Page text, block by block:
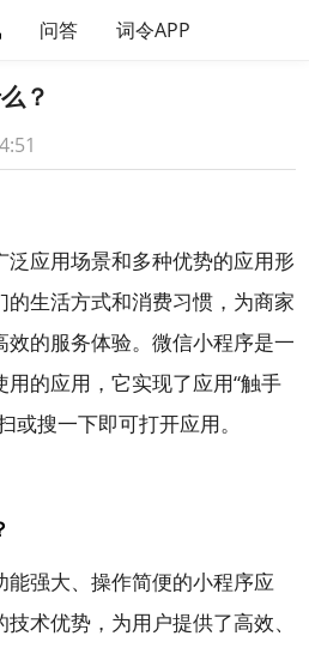
问答 词令APP
？
泛应用场景和多种优势的应用形
生活方式和消费习惯，为商家
的服务体验。微信小程序是一
的应用，它实现了应用“触手
或搜一下即可打开应用。
能强大、操作简便的小程序应
术优势，为用户提供了高效、